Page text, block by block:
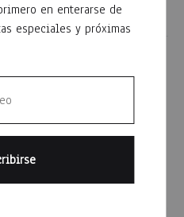
en enterarse de
especiales y próximas